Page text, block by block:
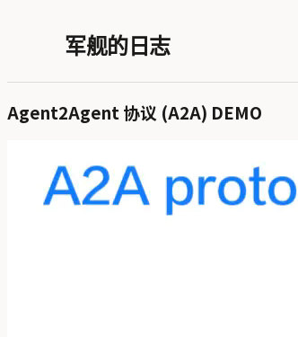
军舰的日志
Agent2Agent 协议 (A2A) DEMO